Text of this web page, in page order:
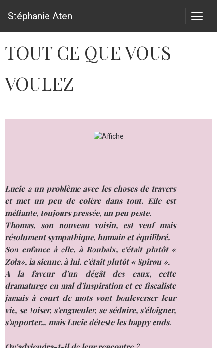
Stéphanie Aten
TOUT CE QUE VOUS
VOULEZ
Lucie a un problème avec les choses de travers
et met un peu de colère dans tout. Elle est
méfiante, toujours pressée, un peu peste.
Thomas, son nouveau voisin, est veuf mais
résolument sympathique, humain et équilibré.
Son enfance à elle, à Roubaix, c'était plutôt «
Zola», la sienne, à lui, c'était plutôt « Spirou ».
A la faveur d'un dégât des eaux, cette
dramaturge en mal d'inspiration et ce fiscaliste
jamais à court de mots vont bouleverser leur
vie, se toiser, s'engueuler, se séduire, s'éloigner,
s'apporter... mais Lucie déteste les happy ends.